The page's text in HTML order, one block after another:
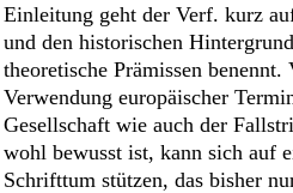
Einleitung geht der Verf. kurz
und den historischen
theoretische Prämissen
Verwendung europäischer
Gesellschaft wie auch der
wohl bewusst ist, kann sich auf
Schrifttum stützen, das bisher